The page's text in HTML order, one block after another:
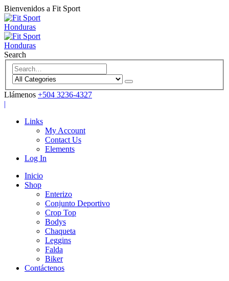
Bienvenidos a Fit Sport
Search
Llámenos +504 3236-4327
|
Links
My Account
Contact Us
Elements
Log In
Inicio
Shop
Enterizo
Conjunto Deportivo
Crop Top
Bodys
Chaqueta
Leggins
Falda
Biker
Contáctenos